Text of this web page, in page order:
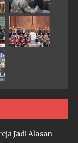
Jadi Alasan